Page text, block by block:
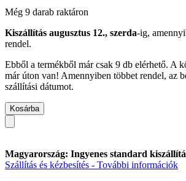
Még 9 darab raktáron
Kiszállítás augusztus 12., szerda-ig,
rendel.
Ebből a termékből már csak 9 db elérhető. A
már úton van! Amennyiben többet rendel, az
szállítási dátumot.
Kosárba
Magyarország: Ingyenes standard
Szállítás és kézbesítés - További információk